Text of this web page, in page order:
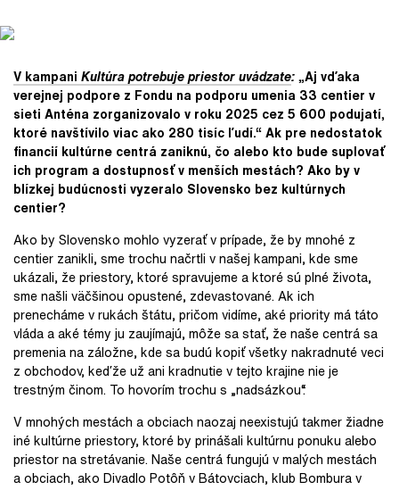
V kampani Kultúra potrebuje priestoruvádzate:„Aj vďaka
verejnej podpore z Fondu na podporu umenia 33 centier v
sieti Anténa zorganizovalo v roku 2025 cez 5 600 podujatí,
ktoré navštívilo viac ako 280 tisíc ľudí.“ Ak pre nedostatok
financií kultúrne centrá zaniknú, čo alebo kto bude suplovať
ich program a dostupnosť v menších mestách? Ako by v
blízkej budúcnosti vyzeralo Slovensko bez kultúrnych
centier?
Ako by Slovensko mohlo vyzerať v prípade, že by mnohé z
centier zanikli, sme trochu načrtli v našej kampani, kde sme
ukázali, že priestory, ktoré spravujeme a ktoré sú plné života,
sme našli väčšinou opustené, zdevastované. Ak ich
prenecháme v rukách štátu, pričom vidíme, aké priority má táto
vláda a aké témy ju zaujímajú, môže sa stať, že naše centrá sa
premenia na záložne, kde sa budú kopiť všetky nakradnuté veci
z obchodov, keďže už ani kradnutie v tejto krajine nie je
trestným činom. To hovorím trochu s „nadsázkou“.
V mnohých mestách a obciach naozaj neexistujú takmer žiadne
iné kultúrne priestory, ktoré by prinášali kultúrnu ponuku alebo
priestor na stretávanie. Naše centrá fungujú v malých mestách
a obciach, ako Divadlo Potôň v Bátovciach, klub Bombura v